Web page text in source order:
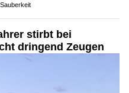
stirbt bei
dringend Zeugen